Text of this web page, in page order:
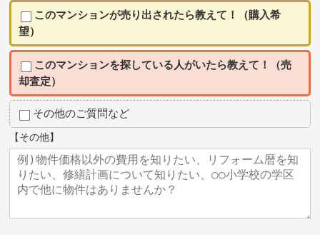
このマンションが売り出されたら教えて！（購入希
望）
このマンションを探している人がいたら教えて！（売
却査定）
その他のご質問など
【その他】